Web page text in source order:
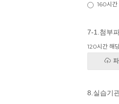
160시
7-1.첨부
120시간 해
8.실습기